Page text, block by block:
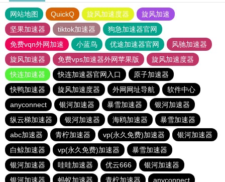
网站地图 QuickQ 旋风加速度器
旋风加速
坚果加速器
tiktok加速器
狗急加速器官网
免费vqn外网加速
小蓝鸟 优途加速器官网
风驰加速器
旋风加速器
免费vps加速器外网苹果版
旋风加速度器
快连加速器
快连加速器官网入口
原子加速器
快鸭加速器
旋风加速度器 外网网址导航
软件中心
anyconnect
银河加速器 暴雪加速器
银河加速器
纵云梯加速器
银河加速器 海鸥加速器
暴雪加速器
abc加速器
青柠加速器 vp(永久免费)加速器
银河加速器
白鲸加速器
vp(永久免费)加速器
暴雪加速器
银河加速器
哇哇加速器 优云666
银河加速器
银河加速器
蚂蚁加速器 青柠加速器 anyconnect